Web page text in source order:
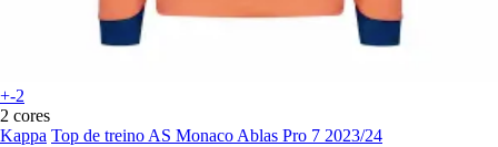
+-2
2 cores
Kappa Top de treino AS Monaco Ablas Pro 7 2023/24